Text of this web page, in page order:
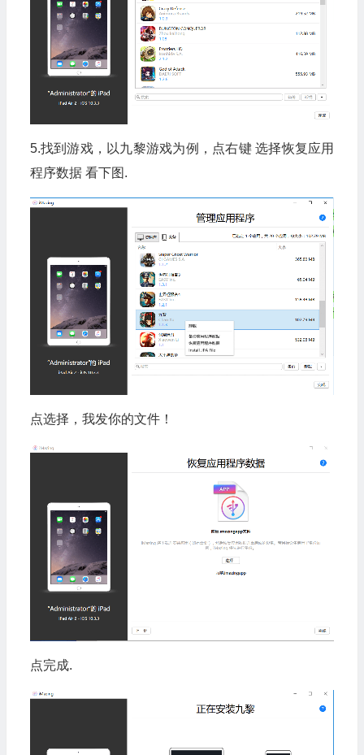
5.找到游戏，以九黎游戏为例，点右键 选择恢复应用
程序数据 看下图.
点选择，我发你的文件！
点完成.